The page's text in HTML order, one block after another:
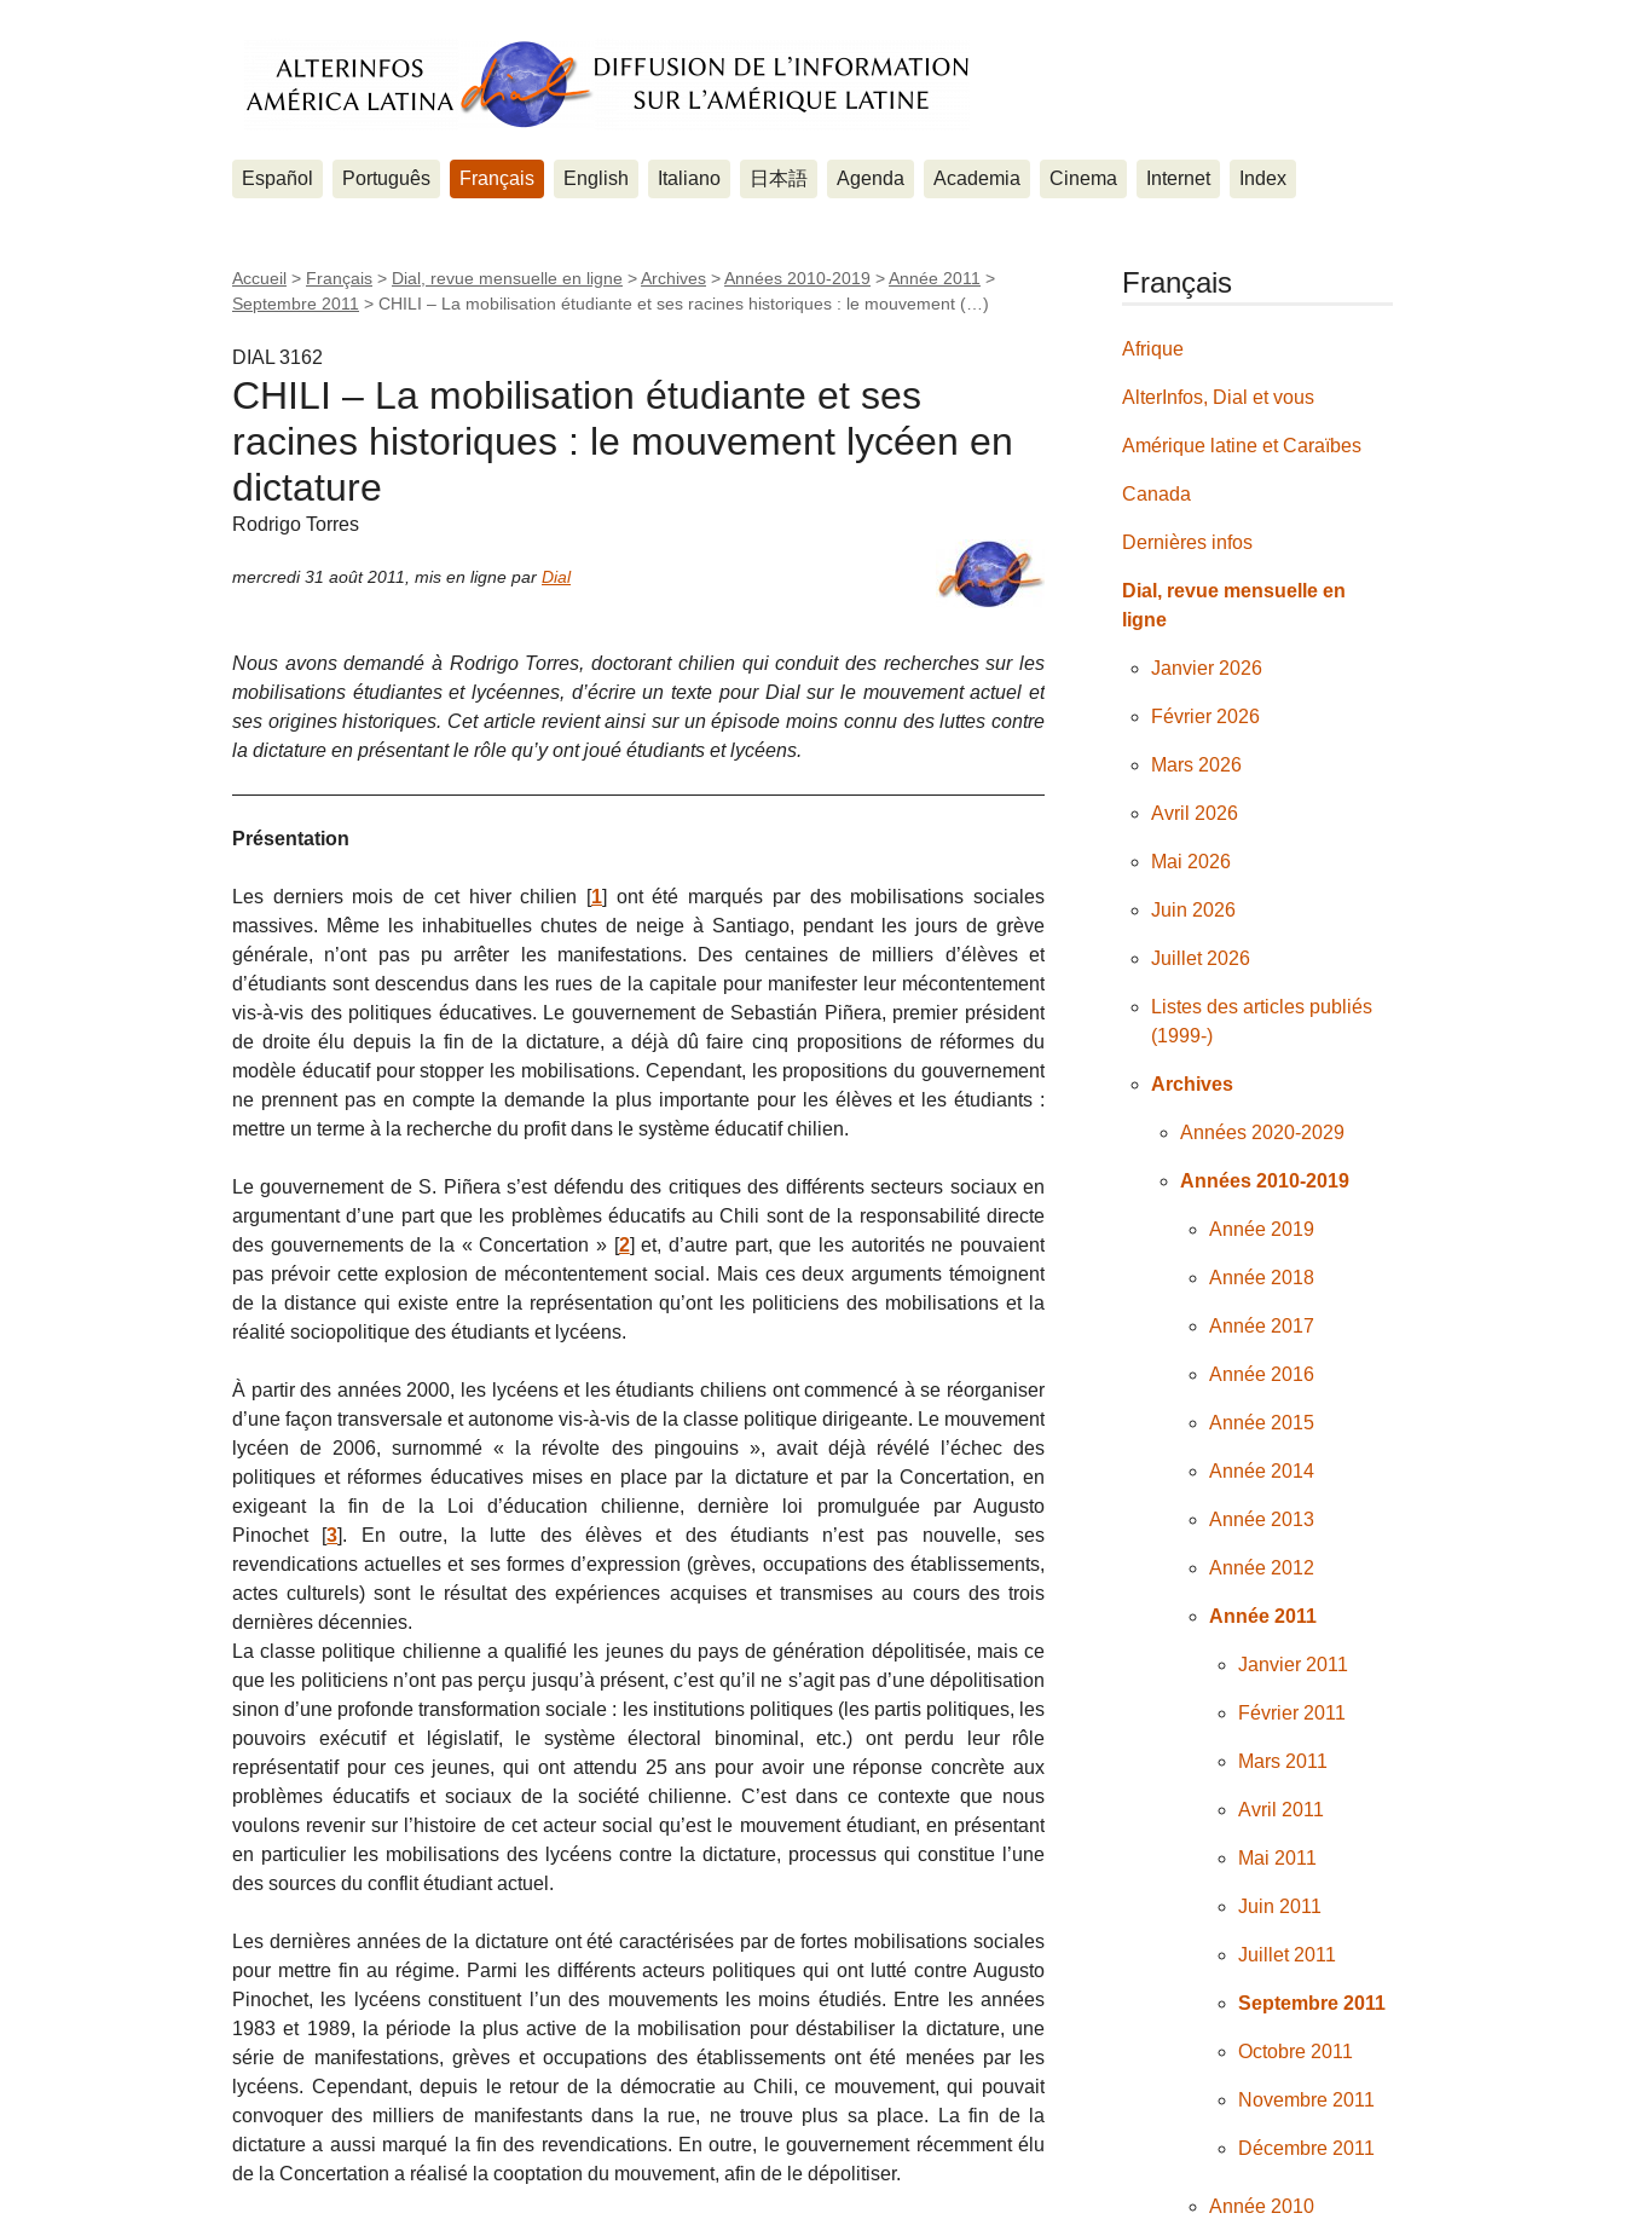
Español Português Français English Italiano 日本語 Agenda Academia Cinema Internet Index
Accueil > Français > Dial, revue mensuelle en ligne >Archives >Années 2010-2019 >Année 2011 >
Septembre 2011 > CHILI – La mobilisation étudiante et ses racines historiques : le mouvement (…)
DIAL 3162
CHILI – La mobilisation étudiante et ses
racines historiques : le mouvement lycéen en
dictature
Rodrigo Torres
mercredi 31 août 2011 mis en ligne par Dial
Nous avons demandé à Rodrigo Torres, doctorant chilien qui conduit des recherches sur les
mobilisations étudiantes et lycéennes, d’écrire un texte pour Dial sur le mouvement actuel et
ses origines historiques. Cet article revient ainsi sur un épisode moins connu des luttes contre
la dictature en présentant le rôle qu’y ont joué étudiants et lycéens.
Présentation
Les derniers mois de cet hiver chilien [1] ont été marqués par des mobilisations sociales
massives. Même les inhabituelles chutes de neige à Santiago, pendant les jours de grève
générale, n’ont pas pu arrêter les manifestations. Des centaines de milliers d’élèves et
d’étudiants sont descendus dans les rues de la capitale pour manifester leur mécontentement
vis-à-vis des politiques éducatives. Le gouvernement de Sebastián Piñera, premier président
de droite élu depuis la fin de la dictature, a déjà dû faire cinq propositions de réformes du
modèle éducatif pour stopper les mobilisations. Cependant, les propositions du gouvernement
ne prennent pas en compte la demande la plus importante pour les élèves et les étudiants :
mettre un terme à la recherche du profit dans le système éducatif chilien.
Le gouvernement de S. Piñera s’est défendu des critiques des différents secteurs sociaux en
argumentant d’une part que les problèmes éducatifs au Chili sont de la responsabilité directe
des gouvernements de la « Concertation » [2] et, d’autre part, que les autorités ne pouvaient
pas prévoir cette explosion de mécontentement social. Mais ces deux arguments témoignent
de la distance qui existe entre la représentation qu’ont les politiciens des mobilisations et la
réalité sociopolitique des étudiants et lycéens.
À partir des années 2000, les lycéens et les étudiants chiliens ont commencé à se réorganiser
d’une façon transversale et autonome vis-à-vis de la classe politique dirigeante. Le mouvement
lycéen de 2006, surnommé « la révolte des pingouins », avait déjà révélé l’échec des
politiques et réformes éducatives mises en place par la dictature et par la Concertation, en
exigeant la fin de la Loi d’éducation chilienne, dernière loi promulguée par Augusto
Pinochet[3]. En outre, la lutte des élèves et des étudiants n’est pas nouvelle, ses
revendications actuelles et ses formes d’expression (grèves, occupations des établissements,
actes culturels) sont le résultat des expériences acquises et transmises au cours des trois
dernières décennies.
La classe politique chilienne a qualifié les jeunes du pays de génération dépolitisée, mais ce
que les politiciens n’ont pas perçu jusqu’à présent, c’est qu’il ne s’agit pas d’une dépolitisation
sinon d’une profonde transformation sociale : les institutions politiques (les partis politiques, les
pouvoirs exécutif et législatif, le système électoral binominal, etc.) ont perdu leur rôle
représentatif pour ces jeunes, qui ont attendu 25 ans pour avoir une réponse concrète aux
problèmes éducatifs et sociaux de la société chilienne. C’est dans ce contexte que nous
voulons revenir sur l’histoire de cet acteur social qu’est le mouvement étudiant, en présentant
en particulier les mobilisations des lycéens contre la dictature, processus qui constitue l’une
des sources du conflit étudiant actuel.
Les dernières années de la dictature ont été caractérisées par de fortes mobilisations sociales
pour mettre fin au régime. Parmi les différents acteurs politiques qui ont lutté contre Augusto
Pinochet, les lycéens constituent l’un des mouvements les moins étudiés. Entre les années
1983 et 1989, la période la plus active de la mobilisation pour déstabiliser la dictature, une
série de manifestations, grèves et occupations des établissements ont été menées par les
lycéens. Cependant, depuis le retour de la démocratie au Chili, ce mouvement, qui pouvait
convoquer des milliers de manifestants dans la rue, ne trouve plus sa place. La fin de la
dictature a aussi marqué la fin des revendications. En outre, le gouvernement récemment élu
de la Concertation a réalisé la cooptation du mouvement, afin de le dépolitiser.
Français
Afrique
AlterInfos, Dial et vous
Amérique latine et Caraïbes
Canada
Dernières infos
Dial, revue mensuelle en
ligne
Janvier 2026
Février 2026
Mars 2026
Avril 2026
Mai 2026
Juin 2026
Juillet 2026
Listes des articles publiés
(1999-)
Archives
Années 2020-2029
Années 2010-2019
Année 2019
Année 2018
Année 2017
Année 2016
Année 2015
Année 2014
Année 2013
Année 2012
Année 2011
Janvier 2011
Février 2011
Mars 2011
Avril 2011
Mai 2011
Juin 2011
Juillet 2011
Septembre 2011
Octobre 2011
Novembre 2011
Décembre 2011
Année 2010